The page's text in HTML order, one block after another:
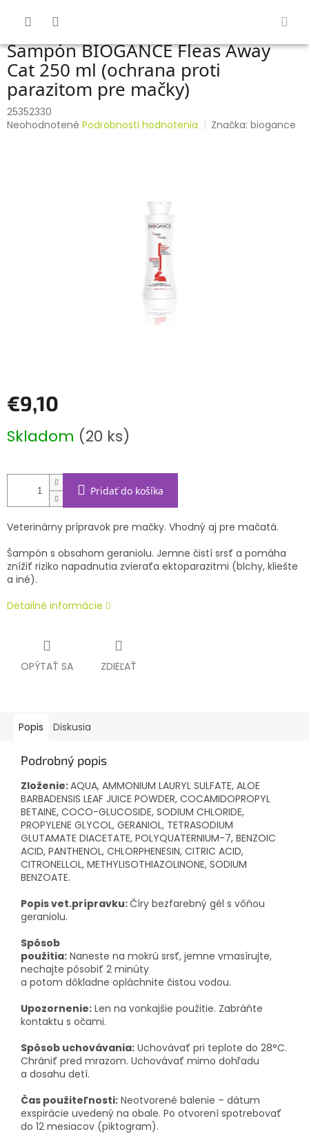
Šampón BIOGANCE Fleas Away
Cat 250 ml (ochrana proti
parazitom pre mačky)
25352330
Priemerné
Neohodnotené Podrobnosti hodnotenia Značka:biogance
€9,10
cena:
Skladom (20 ks)
Pridať do košíka
Veterinárny prípravok pre mačky. Vhodný aj pre mačatá.
Šampón s obsahom geraniolu. Jemne čistí srsť a pomáha
znížiť riziko napadnutia zvieraťa ektoparazitmi (blchy, kliešte
a iné).
Detailné informácie
OPÝTAŤ SA ZDIEĽAŤ
Popis Diskusia
Podrobný popis
Zloženie:AQUA, AMMONIUM LAURYL SULFATE, ALOE
BARBADENSIS LEAF JUICE POWDER, COCAMIDOPROPYL
BETAINE, COCO-GLUCOSIDE, SODIUM CHLORIDE,
PROPYLENE GLYCOL, GERANIOL, TETRASODIUM
GLUTAMATE DIACETATE, POLYQUATERNIUM-7, BENZOIC
ACID, PANTHENOL, CHLORPHENESIN, CITRIC ACID,
CITRONELLOL, METHYLISOTHIAZOLINONE, SODIUM
BENZOATE.
Popis vet.prípravku:Číry bezfarebný gél s vôňou
geraniolu.
Spôsob
použitia: Naneste na mokrú srsť, jemne vmasírujte,
nechajte pôsobiť 2 minúty
a potom dôkladne opláchnite čistou vodou.
Upozornenie: Len na vonkajšie použitie. Zabráňte
kontaktu s očami.
Spôsob uchovávania: Uchovávať pri teplote do 28°C.
Chrániť pred mrazom. Uchovávať mimo dohľadu
a dosahu detí.
Čas použiteľnosti: Neotvorené balenie – dátum
exspirácie uvedený na obale. Po otvorení spotrebovať
do 12 mesiacov (piktogram).